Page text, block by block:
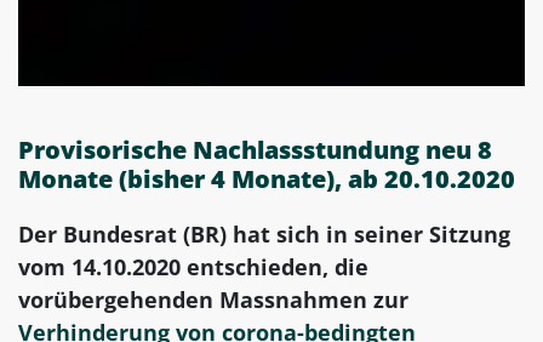
Provisorische Nachlassstundung neu 8
Monate (bisher 4 Monate), ab 20.10.2020
Der Bundesrat (BR) hat sich in seiner Sitzung
vom 14.10.2020 entschieden, die
vorübergehenden Massnahmen zur
Verhinderung von corona-bedingten